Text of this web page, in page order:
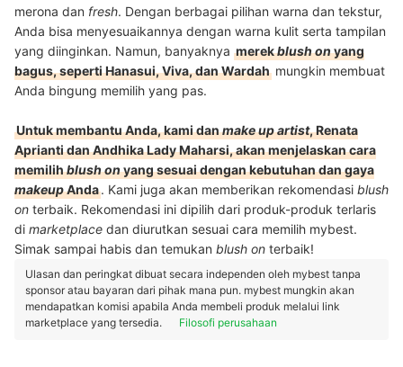
merona dan fresh. Dengan berbagai pilihan warna dan tekstur,
Anda bisa menyesuaikannya dengan warna kulit serta tampilan
yang diinginkan. Namun, banyaknya merekblush onyang
bagus, seperti Hanasui, Viva, dan Wardah mungkin membuat
Anda bingung memilih yang pas.
Untuk membantu Anda, kami danmake up artist, Renata
Aprianti dan Andhika Lady Maharsi, akan menjelaskan cara
memilihblush onyang sesuai dengan kebutuhan dan gaya
makeupAnda. Kami juga akan memberikan rekomendasi blush
on terbaik. Rekomendasi ini dipilih dari produk-produk terlaris
di marketplace dan diurutkan sesuai cara memilih mybest.
Simak sampai habis dan temukan blush on terbaik!
Ulasan dan peringkat dibuat secara independen oleh mybest tanpa
sponsor atau bayaran dari pihak mana pun. mybest mungkin akan
mendapatkan komisi apabila Anda membeli produk melalui link
marketplace yang tersedia.
Filosofi perusahaan